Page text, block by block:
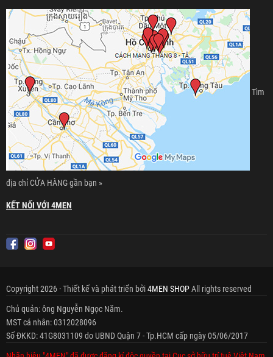
Tìm
địa chỉ CỬA HÀNG gần bạn »
KẾT NỐI VỚI 4MEN
Copyright 2026 · Thiết kế và phát triển bởi4MEN SHOPAll rights reserved
Chủ quản: ông Nguyễn Ngọc Năm.
MST cá nhân: 0312028096
Số ĐKKD: 41G8031109 do UBND Quận 7 - Tp.HCM cấp ngày 05/06/2017